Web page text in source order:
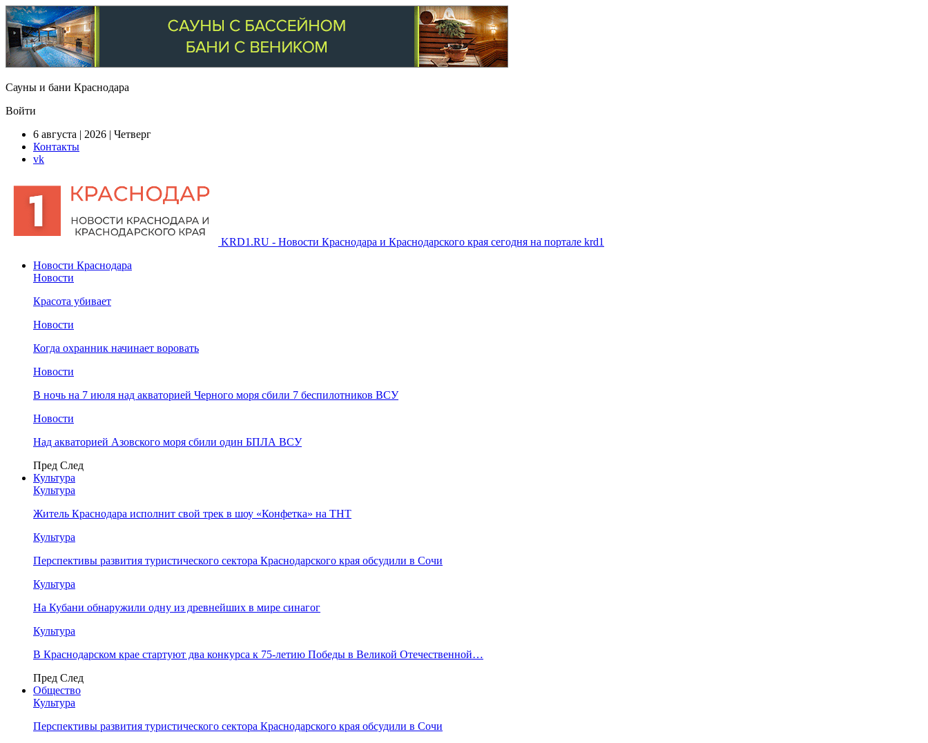
Сауны и бани Краснодара
Войти
6 августа | 2026 | Четверг
Контакты
vk
KRD1.RU - Новости Краснодара и Краснодарского края сегодня на портале krd1
Новости Краснодара
Новости
Красота убивает
Новости
Когда охранник начинает воровать
Новости
В ночь на 7 июля над акваторией Черного моря сбили 7 беспилотников ВСУ
Новости
Над акваторией Азовского моря сбили один БПЛА ВСУ
Пред След
Культура
Культура
Житель Краснодара исполнит свой трек в шоу «Конфетка» на ТНТ
Культура
Перспективы развития туристического сектора Краснодарского края обсудили в Сочи
Культура
На Кубани обнаружили одну из древнейших в мире синагог
Культура
В Краснодарском крае стартуют два конкурса к 75-летию Победы в Великой Отечественной…
Пред След
Общество
Культура
Перспективы развития туристического сектора Краснодарского края обсудили в Сочи